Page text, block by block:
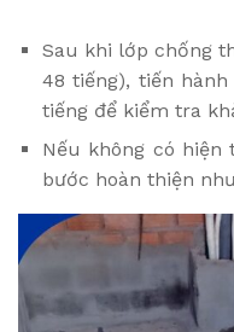
Sau khi lớp chống
48 tiếng), tiến
tiếng để kiểm tra
Nếu không có
bước hoàn thiện